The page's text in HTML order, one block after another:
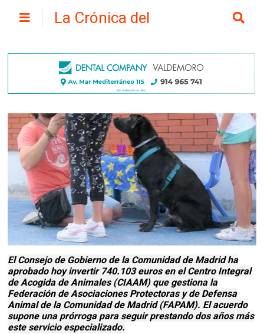
La Crónica del
El Consejo de Gobierno de la Comunidad de Madrid ha
aprobado hoy invertir 740.103 euros en el Centro Integral
de Acogida de Animales (CIAAM) que gestiona la
Federación de Asociaciones Protectoras y de Defensa
Animal de la Comunidad de Madrid (FAPAM). El acuerdo
supone una prórroga para seguir prestando dos años más
este servicio especializado.